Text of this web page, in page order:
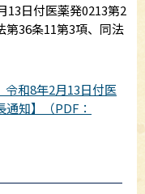
13日付医薬発0213第2
36条11第3項、同法
令和8年2月13日付医
知】（PDF：